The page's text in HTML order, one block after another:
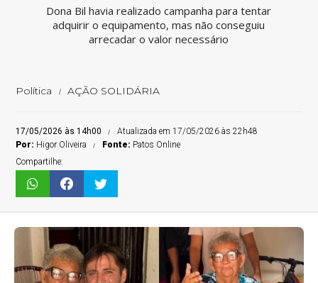
Dona Bil havia realizado campanha para tentar
adquirir o equipamento, mas não conseguiu
arrecadar o valor necessário
Política AÇÃO SOLIDÁRIA
17/05/2026 às 14h00
Atualizada em 17/05/2026 às 22h48
Por: Higor Oliveira Fonte: Patos Online
Compartilhe: